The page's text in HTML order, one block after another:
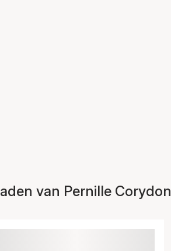
van Pernille Corydon